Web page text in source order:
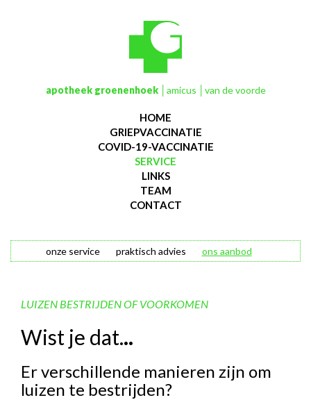
apotheek groenenhoek│amicus │van de voorde
HOME
GRIEPVACCINATIE
COVID-19-VACCINATIE
SERVICE
LINKS
TEAM
CONTACT
onze service praktisch advies ons aanbod
LUIZEN BESTRIJDEN OF VOORKOMEN
Wist je dat...
Er verschillende manieren zijn om
luizen te bestrijden?